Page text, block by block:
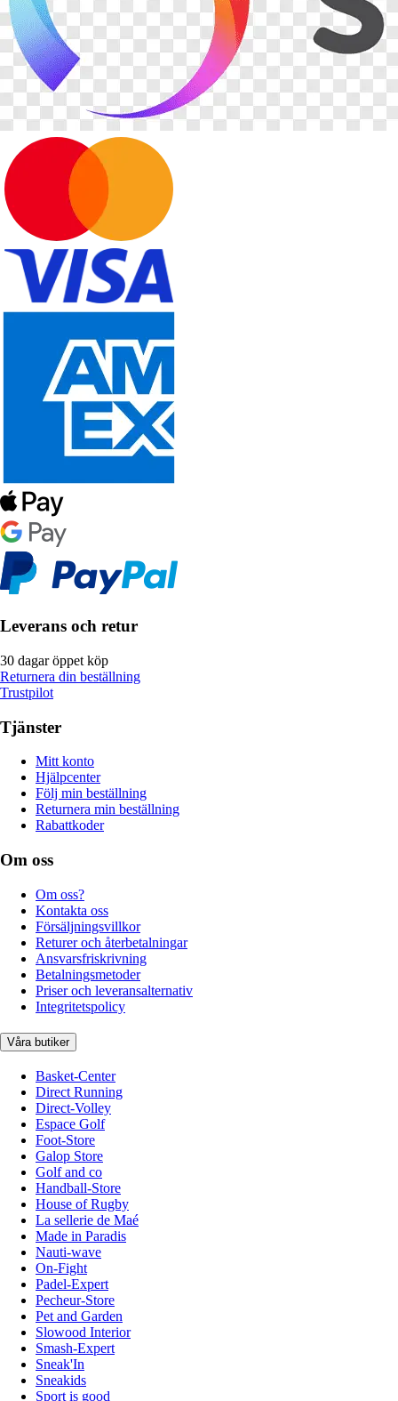
Leverans och retur
30 dagar öppet köp
Returnera din beställning
Trustpilot
Tjänster
Mitt konto
Hjälpcenter
Följ min beställning
Returnera min beställning
Rabattkoder
Om oss
Om oss?
Kontakta oss
Försäljningsvillkor
Returer och återbetalningar
Ansvarsfriskrivning
Betalningsmetoder
Priser och leveransalternativ
Integritetspolicy
Våra butiker
Basket-Center
Direct Running
Direct-Volley
Espace Golf
Foot-Store
Galop Store
Golf and co
Handball-Store
House of Rugby
La sellerie de Maé
Made in Paradis
Nauti-wave
On-Fight
Padel-Expert
Pecheur-Store
Pet and Garden
Slowood Interior
Smash-Expert
Sneak'In
Sneakids
Sport is good